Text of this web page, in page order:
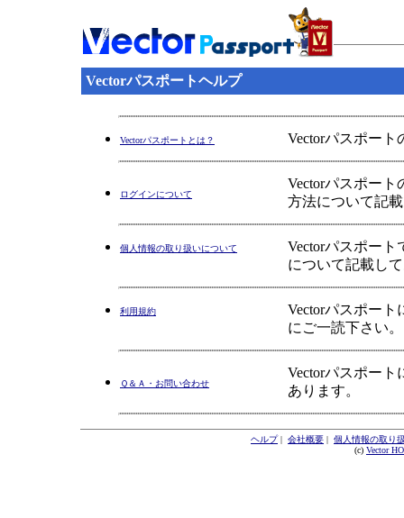
Vectorパスポートヘルプ
Vectorパスポートとは？ Vectorパスポー
ログインについて
Vectorパスポー
方法について記
個人情報の取り扱いについて
Vectorパスポー
について記載し
利用規約
Vectorパスポー
にご一読下さい。
Ｑ＆Ａ・お問い合わせ
Vectorパスポー
あります。
ヘルプ| 会社概要 | 個人情報の取り
(c) Vector